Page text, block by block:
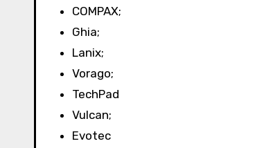
COMPAX;
Ghia;
Lanix;
Vorago;
TechPad
Vulcan;
Evotec